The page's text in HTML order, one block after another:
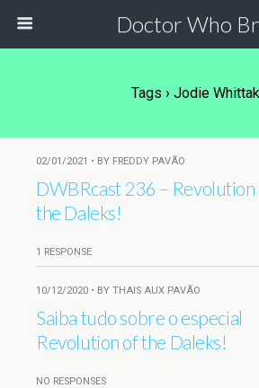
Doctor Who
Tags › Jodie
02/01/2021 • BY FREDDY PAVÃO
DWBRcast 236 – Revolution
the Daleks!
1 RESPONSE
10/12/2020 • BY THAIS AUX PAVÃO
Saiba tudo sobre o especial
Revolution of the Daleks!
NO RESPONSES